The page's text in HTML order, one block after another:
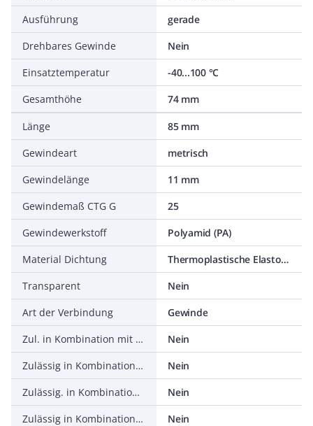
Ausführung
gerade
Drehbares Gewinde
Nein
Einsatztemperatur
-40...100 °C
Gesamthöhe
74 mm
Länge
85 mm
Gewindeart
metrisch
Gewindelänge
11 mm
Gewindemaß CTG G
25
Gewindewerkstoff
Polyamid (PA)
Material Dichtung
Thermoplastische Elastomere (TPE)
Transparent
Nein
Art der Verbindung
Gewinde
Zul. in Kombination mit Schutzschlauch CSA
Nein
Zulässig in Kombination mit Schutzschlauch nach DIN EN 61386-23
Nein
Zulässig. in Kombination mit Schutzschlauch Lloyd's Register
Nein
Zulässig in Kombination mit Schutzschlauch UR
Nein